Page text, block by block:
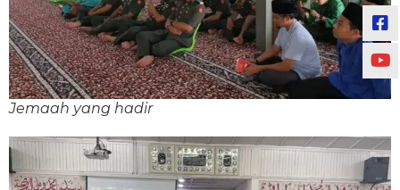
Jemaah yang hadir